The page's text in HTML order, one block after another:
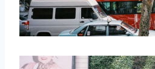
取消